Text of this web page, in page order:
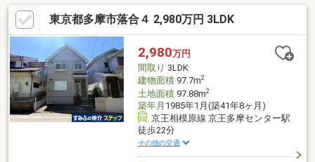
換、ハウスクリーニング済みです（令和８年6月）
東京都多摩市落合４ 2,980万円 3LDK
2,980万円
間取り 3LDK
建物面積97.7m2
土地面積97.88m2
築年月 1985年1月(築41年8ヶ月)
京王相模原線 京王多摩センター駅
徒歩22分
その他の交通